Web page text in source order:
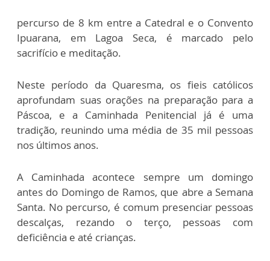
percurso de 8 km entre a Catedral e o Convento
Ipuarana, em Lagoa Seca, é marcado pelo
sacrifício e meditação.
Neste período da Quaresma, os fieis católicos
aprofundam suas orações na preparação para a
Páscoa, e a Caminhada Penitencial já é uma
tradição, reunindo uma média de 35 mil pessoas
nos últimos anos.
A Caminhada acontece sempre um domingo
antes do Domingo de Ramos, que abre a Semana
Santa. No percurso, é comum presenciar pessoas
descalças, rezando o terço, pessoas com
deficiência e até crianças.